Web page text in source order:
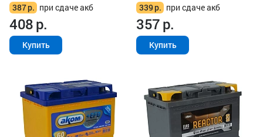
387р. при сдаче акб
408р.
Купить
339р. при сдаче акб
357р.
Купить